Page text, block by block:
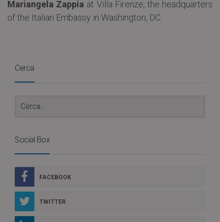
Mariangela Zappia at Villa Firenze, the headquarters
of the Italian Embassy in Washington, DC.
Cerca
Social Box
FACEBOOK
TWITTER